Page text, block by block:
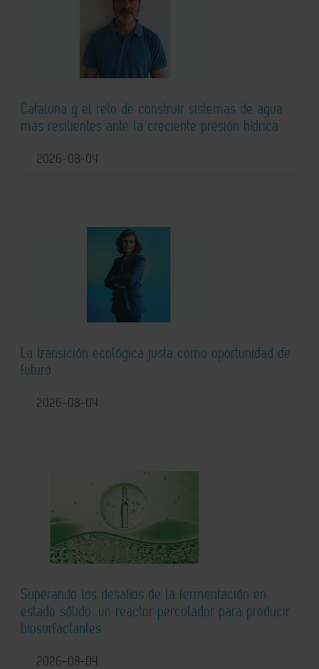
Cataluña y el reto de construir sistemas de agua
más resilientes ante la creciente presión hídrica
2026-08-04
La transición ecológica justa como oportunidad de
futuro
2026-08-04
Superando los desafíos de la fermentación en
estado sólido: un reactor percolador para producir
biosurfactantes
2026-08-04